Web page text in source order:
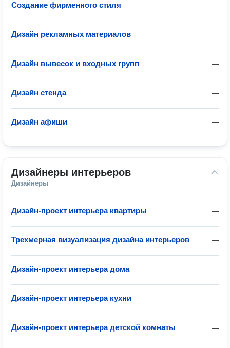
—
Создание фирменного стиля
—
Дизайн рекламных материалов
—
Дизайн вывесок и входных групп
—
Дизайн стенда
—
Дизайн афиши
Дизайнеры интерьеров
Дизайнеры
—
Дизайн-проект интерьера квартиры
—
Трехмерная визуализация дизайна интерьеров
—
Дизайн-проект интерьера дома
—
Дизайн-проект интерьера кухни
—
Дизайн-проект интерьера детской комнаты